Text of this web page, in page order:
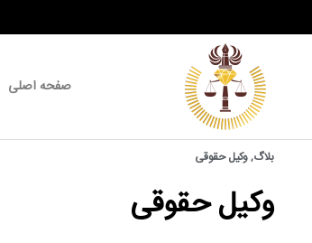
صفحه اصلی
بلاگ,وکیل حقوقی
وکیل حقوقی